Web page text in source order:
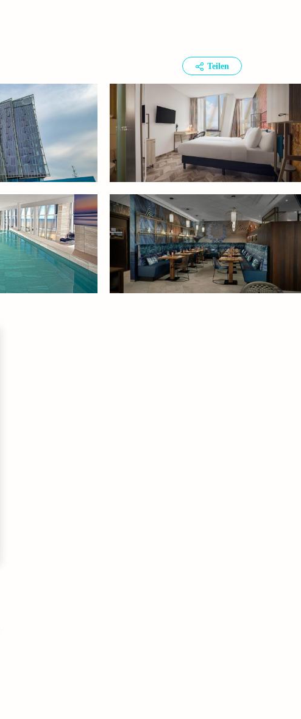
Teilen